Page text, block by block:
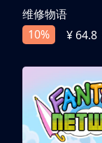
维修物语
10%
¥ 64.8